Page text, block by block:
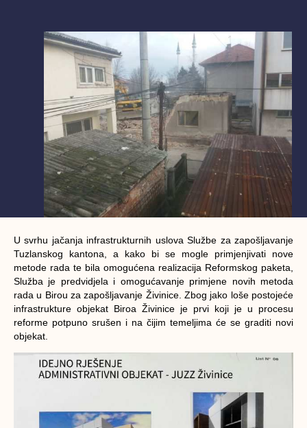
U svrhu jačanja infrastrukturnih uslova Službe za zapošljavanje
Tuzlanskog kantona, a kako bi se mogle primjenjivati nove
metode rada te bila omogućena realizacija Reformskog paketa,
Služba je predvidjela i omogućavanje primjene novih metoda
rada u Birou za zapošljavanje Živinice. Zbog jako loše postojeće
infrastrukture objekat Biroa Živinice je prvi koji je u procesu
reforme potpuno srušen i na čijim temeljima će se graditi novi
objekat.